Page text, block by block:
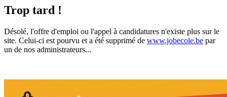
Trop tard !
Désolé, l'offre d'emploi ou l'appel à candidatures n'existe plus sur le
site. Celui-ci est pourvu et a été supprimé de www.jobecole.be par
un de nos administrateurs...